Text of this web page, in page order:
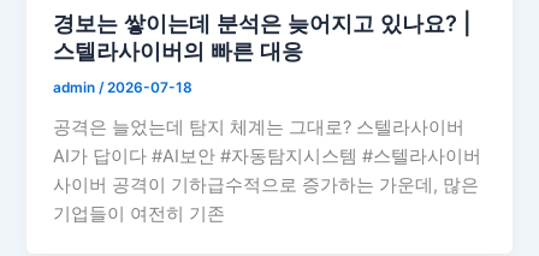
경보는 쌓이는데 분석은 늦어지고 있나요? |
스텔라사이버의 빠른 대응
admin /2026-07-18
공격은 늘었는데 탐지 체계는 그대로? 스텔라사이버
AI가 답이다 #AI보안 #자동탐지시스템 #스텔라사이버
사이버 공격이 기하급수적으로 증가하는 가운데, 많은
기업들이 여전히 기존